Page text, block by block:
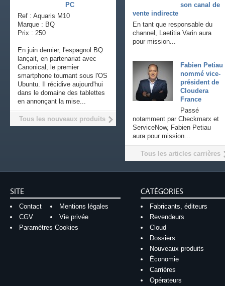
son canal de
vente indirecte
En tant que responsable du
channel, Laetitia Varin aura
pour mission...
Fabien Petiau
nommé vice-
président de
Cloudera
France
Passé
notamment par Checkmarx et
ServiceNow, Fabien Petiau
aura pour mission...
Tous les articles carrières
PC
Ref : Aquaris M10
Marque : BQ
Prix : 250
En juin dernier, l'espagnol BQ
lançait, en partenariat avec
Canonical, le premier
smartphone tournant sous l'OS
Ubuntu. Il récidive aujourd'hui
dans le domaine des tablettes
en annonçant la mise...
Tous les nouveaux produits
SITE
Contact
Mentions légales
CGV
Vie privée
Paramètres Cookies
CATÉGORIES
Fabricants, éditeurs
Revendeurs
Cloud
Dossiers
Nouveaux produits
Économie
Carrières
Opérateurs